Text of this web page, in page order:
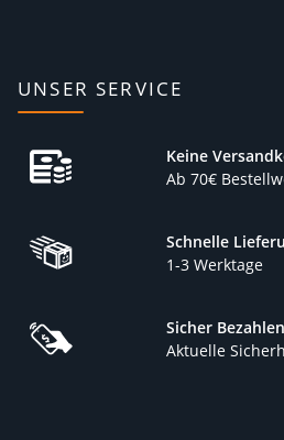
UNSER SERVICE
Keine
Ab 70€
Schnelle
1-3 Werktage
Sicher Bezahlen
Aktuelle